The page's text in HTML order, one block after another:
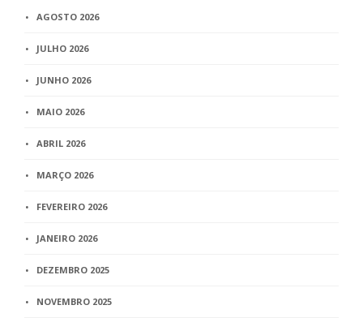
AGOSTO 2026
JULHO 2026
JUNHO 2026
MAIO 2026
ABRIL 2026
MARÇO 2026
FEVEREIRO 2026
JANEIRO 2026
DEZEMBRO 2025
NOVEMBRO 2025